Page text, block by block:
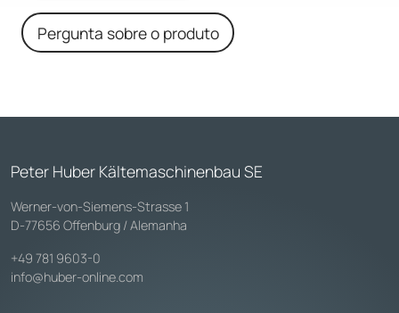
Pergunta sobre o produto
Peter Huber Kältemaschinenbau SE
Werner-von-Siemens-Strasse 1
D-77656 Offenburg / Alemanha
+49 781 9603-0
info@huber-online.com